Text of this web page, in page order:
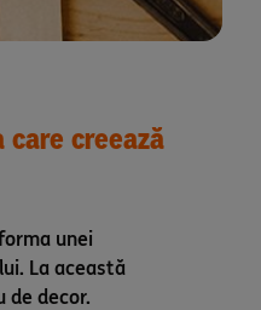
creează
unei
La această
de decor.